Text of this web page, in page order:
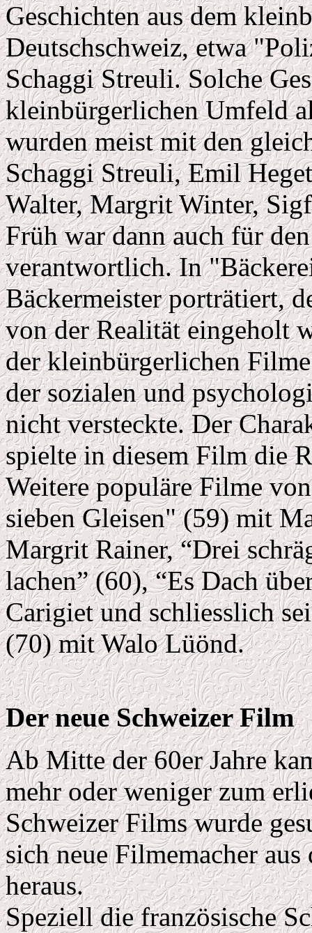
Geschichten aus dem
Deutschschweiz, etwa
Schaggi Streuli. Solche
kleinbürgerlichen Umfeld
wurden meist mit den
Schaggi Streuli, Emil
Walter, Margrit Winter,
Früh war dann auch für
verantwortlich. In
Bäckermeister porträtiert,
von der Realität eingeholt
der kleinbürgerlichen
der sozialen und
nicht versteckte. Der
spielte in diesem Film die
Weitere populäre Filme
sieben Gleisen" (59) mit
Margrit Rainer, “Drei
lachen” (60), “Es Dach
Carigiet und schliesslich
(70) mit Walo Lüönd.
Der neue Schweizer Film
Ab Mitte der 60er Jahre
mehr oder weniger zum
Schweizer Films wurde
sich neue Filmemacher
heraus.
Speziell die französische